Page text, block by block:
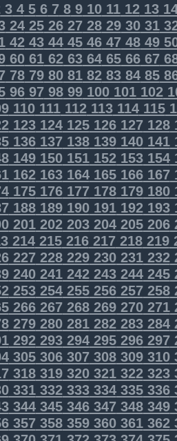
345678910111213
2425262728293031
4243444546474849
6061626364656667
7879808182838485
96979899100101102
110111112113114115
123124125126127128
136137138139140141
149150151152153154
162163164165166167
175176177178179180
188189190191192193
201202203204205206
214215216217218219
227228229230231232
240241242243244245
253254255256257258
266267268269270271
279280281282283284
292293294295296297
305306307308309310
318319320321322323
331332333334335336
344345346347348349
357358359360361362